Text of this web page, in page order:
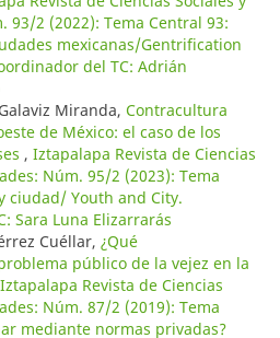
93/2 (2022): Tema Central 93:
mexicanas/Gentrification
del TC: Adrián
Miranda, Contracultura
de México: el caso de los
, Iztapalapa Revista de Ciencias
Núm. 95/2 (2023): Tema
ciudad/ Youth and City.
Sara Luna Elizarrarás
Cuéllar, ¿Qué
público de la vejez en la
Iztapalapa Revista de Ciencias
Núm. 87/2 (2019): Tema
mediante normas privadas?